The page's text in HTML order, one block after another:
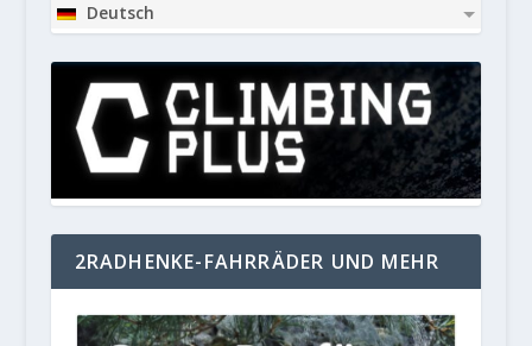
Deutsch
2RADHENKE-FAHRRÄDER UND MEHR